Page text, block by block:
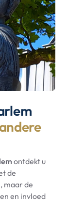
ontdekt u
de
maar de
en invloed